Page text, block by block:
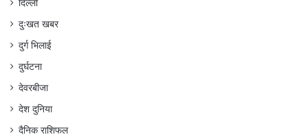
दिल्ली
दुःखत खबर
दुर्ग भिलाई
दुर्घटना
देवरबीजा
देश दुनिया
दैनिक राशिफल